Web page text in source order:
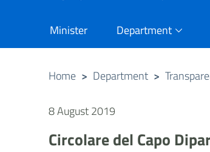
Minister Department
Home > Department >
8 August 2019
Circolare del Capo